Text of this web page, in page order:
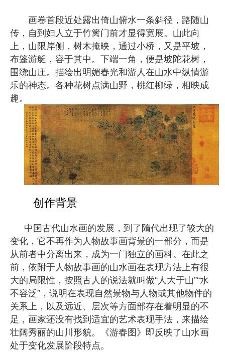
画卷首段近处露出倚山俯水一条斜径，路随山
传，自到妇人立于竹篱门前才显得宽展。山此向
上，山限岸侧，树木掩映，通过小桥，又是平坡，
布篷游艇，容于其中。下端一角，便是坡陀花树，
围绕山庄。描绘出明媚春光和游人在山水中纵情游
乐的神态。各种花树点满山野，桃红柳绿，相映成
趣。
创作背景
中国古代山水画的发展，到了隋代出现了较大的
变化，它不再作为人物故事画背景的一部分，而是
从前者中分离出来，成为一门独立的画科。在此之
前，依附于人物故事画的山水画在表现方法上有很
大的局限性，按照古人的说法就叫做“人大于山”“水
不容泛”，说明在表现自然景物与人物或其他物件的
关系上，以及远近、层次等方面部存在着明显的不
足，画家还没有找到适宜的艺术表现手法，来描绘
壮阔秀丽的山川形貌。《游春图》即反映了山水画
处于变化发展阶段特点。